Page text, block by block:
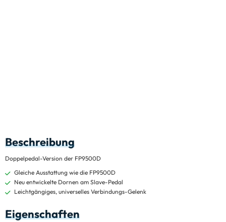
Beschreibung
Doppelpedal-Version der FP9500D
Gleiche Ausstattung wie die FP9500D
Neu entwickelte Dornen am Slave-Pedal
Leichtgängiges, universelles Verbindungs-Gelenk
Eigenschaften